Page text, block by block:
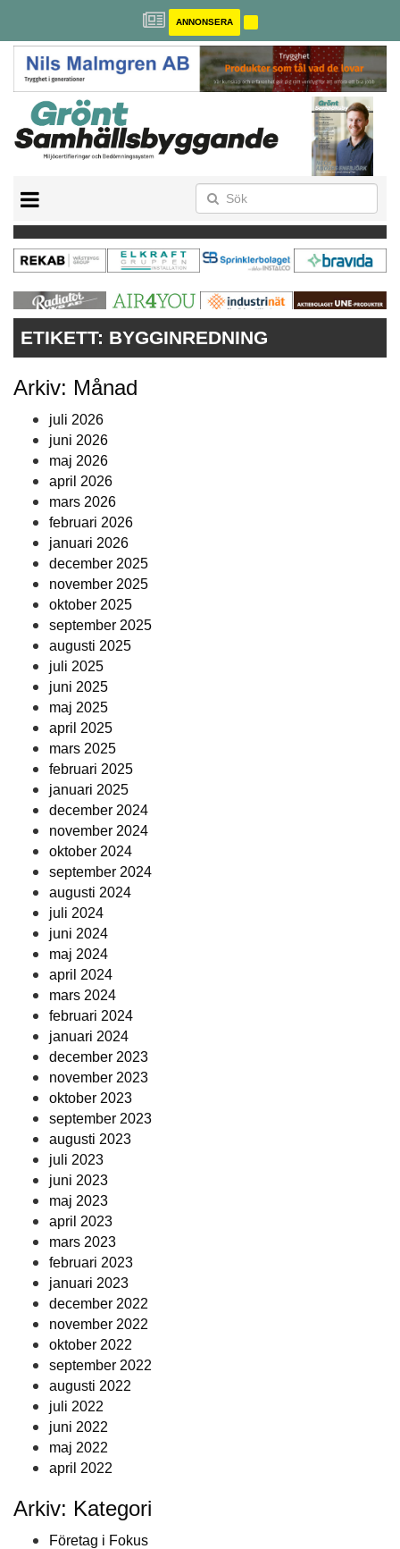
ANNONSERA
MILJÖBYGGNAD
NOLLCO2
CITYLAB
GREENBUILDING
ANNONSERA
ETIKETT: BYGGINREDNING
Arkiv: Månad
juli 2026
juni 2026
maj 2026
april 2026
mars 2026
februari 2026
januari 2026
december 2025
november 2025
oktober 2025
september 2025
augusti 2025
juli 2025
juni 2025
maj 2025
april 2025
mars 2025
februari 2025
januari 2025
december 2024
november 2024
oktober 2024
september 2024
augusti 2024
juli 2024
juni 2024
maj 2024
april 2024
mars 2024
februari 2024
januari 2024
december 2023
november 2023
oktober 2023
september 2023
augusti 2023
juli 2023
juni 2023
maj 2023
april 2023
mars 2023
februari 2023
januari 2023
december 2022
november 2022
oktober 2022
september 2022
augusti 2022
juli 2022
juni 2022
maj 2022
april 2022
Arkiv: Kategori
Företag i Fokus